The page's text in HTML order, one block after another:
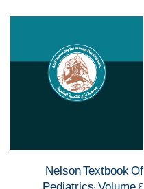
Nelson Textbook Of